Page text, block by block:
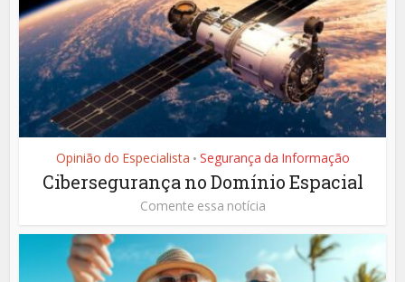
Opinião do Especialista • Segurança da Informação
Cibersegurança no Domínio Espacial
Comente essa notícia